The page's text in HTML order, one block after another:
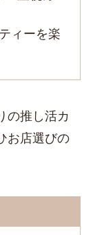
ィーを楽
の推し活カ
お店選びの